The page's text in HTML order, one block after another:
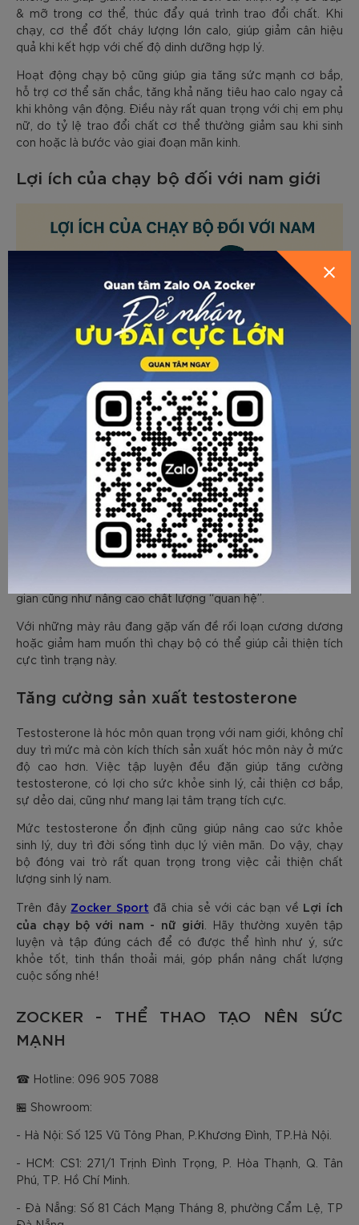
& mỡ trong cơ thể, thúc đẩy quá trình trao đổi chất. Khi
chạy, cơ thể đốt cháy lượng lớn calo, giúp giảm cân hiệu
quả khi kết hợp với chế độ dinh dưỡng hợp lý.
Hoạt động chạy bộ cũng giúp gia tăng sức mạnh cơ bắp,
hỗ trợ cơ thể săn chắc, tăng khả năng tiêu hao calo ngay cả
khi không vận động. Điều này rất quan trọng với chị em phụ
nữ, do tỷ lệ trao đổi chất cơ thể thường giảm sau khi sinh
con hoặc là bước vào giai đoạn mãn kinh.
Lợi ích của chạy bộ đối với nam giới
Cải thiện lưu thông máu, hỗ trợ sức
khỏe sinh lý
Chạy bộ cải thiện lưu thông máu, điều này vô cùng quan
trọng đối với sức khỏe sinh lý ở đàn ông. Khi chạy, hệ thống
tim mạch hoạt động mạnh mẽ hơn, giúp cho máu lưu thông
thuận lợi đến các cơ quan, bao gồm cả “cậu bé”. Lưu thông
gian cũng như nâng cao chất lượng “quan hệ”.
Với những mày râu đang gặp vấn đề rối loạn cương dương
hoặc giảm ham muốn thì chạy bộ có thể giúp cải thiện tích
cực tình trạng này.
Tăng cường sản xuất testosterone
Testosterone là hóc môn quan trọng với nam giới, không chỉ
duy trì mức mà còn kích thích sản xuất hóc môn này ở mức
độ cao hơn. Việc tập luyện đều đặn giúp tăng cường
testosterone, có lợi cho sức khỏe sinh lý, cải thiện cơ bắp,
sự dẻo dai, cũng như mang lại tâm trạng tích cực.
Mức testosterone ổn định cũng giúp nâng cao sức khỏe
sinh lý, duy trì đời sống tình dục lý viên mãn. Do vậy, chạy
bộ đóng vai trò rất quan trọng trong việc cải thiện chất
lượng sinh lý nam.
Trên đây Zocker Sport đã chia sẻ với các bạn về Lợi ích
của chạy bộ với nam - nữ giới . Hãy thường xuyên tập
luyện và tập đúng cách để có được thể hình như ý, sức
khỏe tốt, tinh thần thoải mái, góp phần nâng chất lượng
cuộc sống nhé!
ZOCKER - THỂ THAO TẠO NÊN SỨC
MẠNH
☎ Hotline: 096 905 7088
🏪 Showroom:
- Hà Nội: Số 125 Vũ Tông Phan, P.Khương Đình, TP.Hà Nội.
- HCM: CS1: 271/1 Trịnh Đình Trọng, P. Hòa Thạnh, Q. Tân
Phú, TP. Hồ Chí Minh.
- Đà Nẵng: Số 81 Cách Mạng Tháng 8, phường Cẩm Lệ, TP